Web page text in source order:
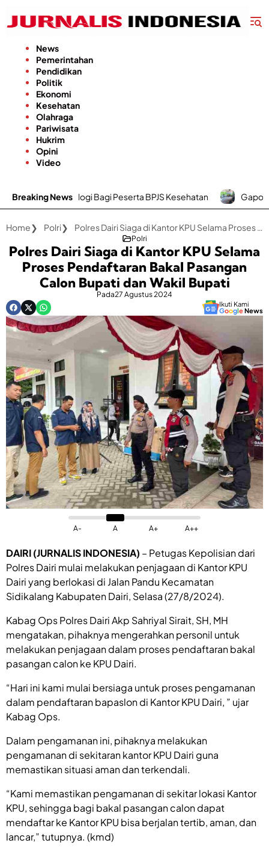
konten
News
Pemerintahan
Pendidikan
Politik
Ekonomi
Kesehatan
Olahraga
Pariwisata
Hukrim
Opini
Video
Breaking News
Bagi Peserta BPJS Kesehatan Gapoktan Karya Utama
Home Polri Polres Dairi Siaga di Kantor KPU Selama Proses Pendaftaran Bakal Pasangan Calon Bupati dan Wakil Bupati
Polri
Polres Dairi Siaga di Kantor KPU Selama
Proses Pendaftaran Bakal Pasangan
Calon Bupati dan Wakil Bupati
Pada27 Agustus 2024
Ikuti Kami
GoogleNews
A- A A+ A++
DAIRI (JURNALIS INDONESIA) – Petugas Kepolisian dari
Polres Dairi mulai melakukan penjagaan di Kantor KPU
Dairi yang berlokasi di Jalan Pandu Kecamatan
Sidikalang Kabupaten Dairi, Selasa (27/8/2024).
Kabag Ops Polres Dairi Akp Sahriyal Sirait, SH, MH
mengatakan, pihaknya mengerahkan personil untuk
melakukan penjagaan dalam proses pendaftaran bakal
pasangan calon ke KPU Dairi.
“Hari ini kami mulai bersiaga untuk proses pengamanan
dalam pendaftaran bapaslon di Kantor KPU Dairi, ” ujar
Kabag Ops.
Dalam pengamanan ini, pihaknya melakukan
pengamanan di sekitaran kantor KPU Dairi guna
memastikan situasi aman dan terkendali.
“Kami memastikan pengamanan di sekitar lokasi Kantor
KPU, sehingga bagi bakal pasangan calon dapat
mendaftar ke Kantor KPU bisa berjalan tertib, aman, dan
lancar,” tutupnya. (kmd)